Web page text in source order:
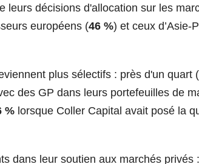
leurs décisions d'allocation sur les
européens (46 %) et ceux d’Asie-
plus sélectifs : près d'un quart (
des GP dans leurs portefeuilles de
% lorsque Coller Capital avait posé la
dans leur soutien aux marchés privés